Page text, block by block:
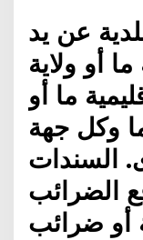
عن يد
أو ولاية
ما أو
وكل جهة
السندات
الضرائب
أو ضرائب